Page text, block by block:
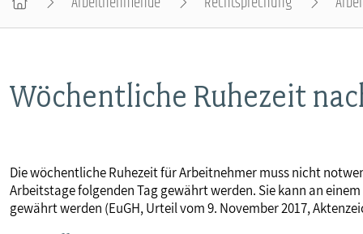
BEAMTINNEN & BEAMTE
POLITIK & POSITIONEN
Wöchentliche Ruhezeit
Die wöchentliche Ruhezeit für Arbeitnehmer muss nicht
Arbeitstage folgenden Tag gewährt werden. Sie kann an
gewährt werden (EuGH, Urteil vom 9. November 2017,